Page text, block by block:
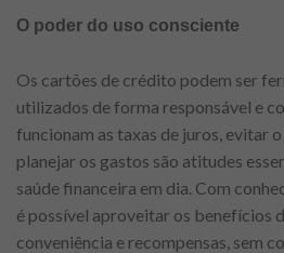
O poder do uso consciente
Os cartões de crédito podem ser
utilizados de forma responsável e
funcionam as taxas de juros, evitar
planejar os gastos são atitudes
saúde financeira em dia. Com
é possível aproveitar os benefícios
conveniência e recompensas, sem